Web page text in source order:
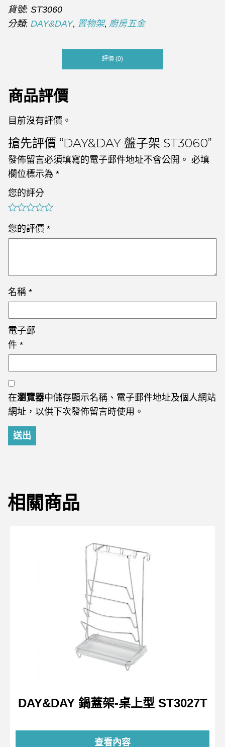
貨號: ST3060
分類: DAY&DAY, 置物架, 廚房五金
評價 (0)
商品評價
目前沒有評價。
搶先評價 “DAY&DAY 盤子架 ST3060”
發佈留言必須填寫的電子郵件地址不會公開。 必填
欄位標示為 *
您的評分
您的評價 *
名稱 *
電子郵
件 *
在瀏覽器中儲存顯示名稱、電子郵件地址及個人網站
網址，以供下次發佈留言時使用。
相關商品
DAY&DAY 鍋蓋架-桌上型 ST3027T
查看內容